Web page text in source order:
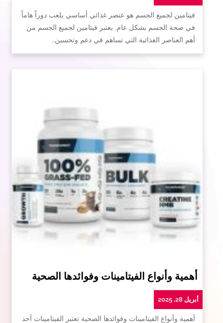
فيتامين لجميع الجسم هو عنصر غذائي أساسي يلعب دوراً هاماً
في صحة الجسم بشكل عام. يعتبر فيتامين لجميع الجسم من
أهم العناصر الغذائية التي تساهم في دعم وتحسين…
أهمية وأنواع الفيتامينات وفوائدها الصحية
أبريل 28, 2025
أهمية وأنواع الفيتامينات وفوائدها الصحية تعتبر الفيتامينات أحد